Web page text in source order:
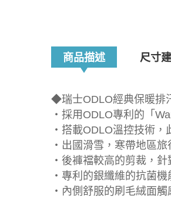
商品描述 尺寸
◆瑞士ODLO經典保暖排
‧採用ODLO專利的「
‧搭載ODLO溫控技術，
‧出國滑雪，寒帶地區旅
‧後褲襠較高的剪裁，針
‧專利的銀纖維的抗菌機
‧內側舒服的刷毛絨面觸